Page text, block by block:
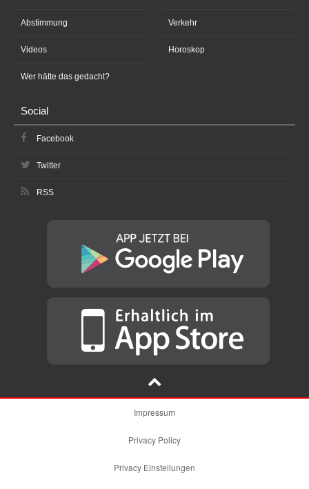
Abstimmung
Videos
Wer hätte das gedacht?
Verkehr
Horoskop
Social
Facebook
Twitter
RSS
Impressum
Privacy Policy
Privacy Einstellungen